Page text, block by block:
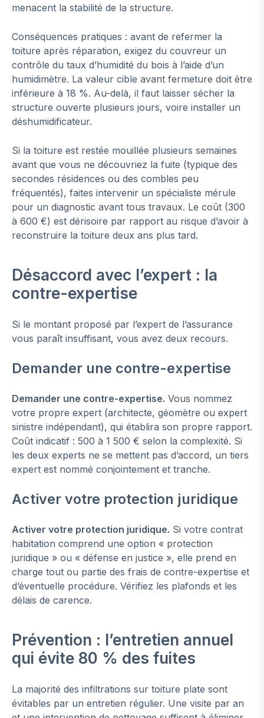
menacent la stabilité de la structure.
Conséquences pratiques : avant de refermer la
toiture après réparation, exigez du couvreur un
contrôle du taux d’humidité du bois à l’aide d’un
humidimètre. La valeur cible avant fermeture doit être
inférieure à 18 %. Au-delà, il faut laisser sécher la
structure ouverte plusieurs jours, voire installer un
déshumidificateur.
Si la toiture est restée mouillée plusieurs semaines
avant que vous ne découvriez la fuite (typique des
secondes résidences ou des combles peu
fréquentés), faites intervenir un spécialiste mérule
pour un diagnostic avant tous travaux. Le coût (300
à 600 €) est dérisoire par rapport au risque d’avoir à
reconstruire la toiture deux ans plus tard.
Désaccord avec l’expert : la
contre-expertise
Si le montant proposé par l’expert de l’assurance
vous paraît insuffisant, vous avez deux recours.
Demander une contre-expertise
Demander une contre-expertise. Vous nommez
votre propre expert (architecte, géomètre ou expert
sinistre indépendant), qui établira son propre rapport.
Coût indicatif : 500 à 1 500 € selon la complexité. Si
les deux experts ne se mettent pas d’accord, un tiers
expert est nommé conjointement et tranche.
Activer votre protection juridique
Activer votre protection juridique. Si votre contrat
habitation comprend une option « protection
juridique » ou « défense en justice », elle prend en
charge tout ou partie des frais de contre-expertise et
d’éventuelle procédure. Vérifiez les plafonds et les
délais de carence.
Prévention : l’entretien annuel
qui évite 80 % des fuites
La majorité des infiltrations sur toiture plate sont
évitables par un entretien régulier. Une visite par an